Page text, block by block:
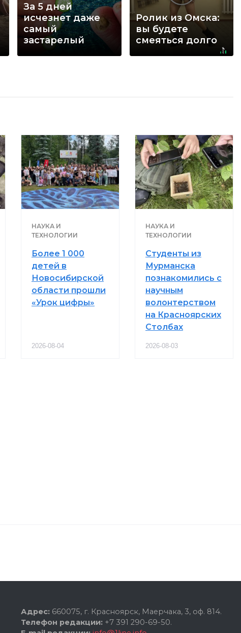
За 5 дней
исчезнет даже
самый
застарелый
Ролик из Омска:
вы будете
смеяться долго
НАУКА И
ТЕХНОЛОГИИ
Более 1 000
детей в
Новосибирской
области прошли
«Урок цифры»
2026-08-04
НАУКА И
ТЕХНОЛОГИИ
Студенты из
Мурманска
познакомились с
научным
волонтерством
на Красноярских
Столбах
2026-08-03
Адрес: 660075, г. Красноярск, Маерчака, 3, оф. 814.
Телефон редакции: +7 391 290-69-50.